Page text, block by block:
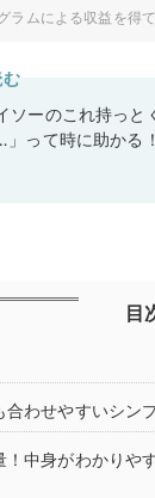
ラムによる収益を得
ソーのこれ持っと
」って時に助かる
目
合わせやすいシン
！中身がわかりや